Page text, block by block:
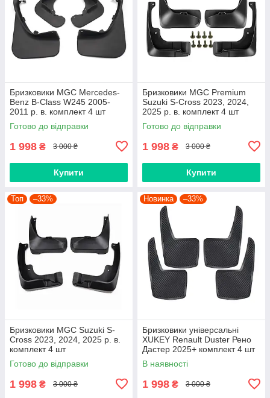
Бризковики MGC Mercedes-
Benz B-Class W245 2005-
2011 р. в. комплект 4 шт
Готово до відправки
1 998 ₴ 3 000 ₴
Купити
Бризковики MGC Premium
Suzuki S-Cross 2023, 2024,
2025 р. в. комплект 4 шт
Готово до відправки
1 998 ₴ 3 000 ₴
Купити
Топ –33%
Бризковики MGC Suzuki S-
Cross 2023, 2024, 2025 р. в.
комплект 4 шт
Готово до відправки
1 998 ₴ 3 000 ₴
Новинка –33%
Бризковики універсальні
XUKEY Renault Duster Рено
Дастер 2025+ комплект 4 шт
В наявності
1 998 ₴ 3 000 ₴